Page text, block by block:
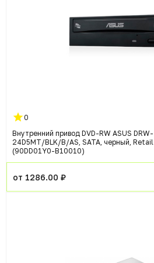
0
Внутренний привод DVD-RW ASUS DRW-
24D5MT/BLK/B/AS, SATA, черный, Retail
(90DD01Y0-B10010)
от 1286.00 ₽